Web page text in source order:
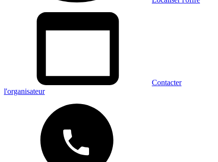
Contacter
l'organisateur